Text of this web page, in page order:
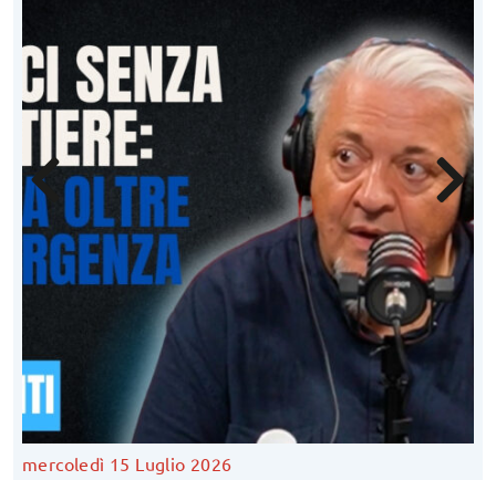
15 Luglio 2026